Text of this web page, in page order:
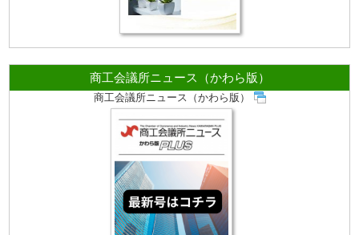
商工会議所ニュース（かわら版）
商工会議所ニュース（かわら版）